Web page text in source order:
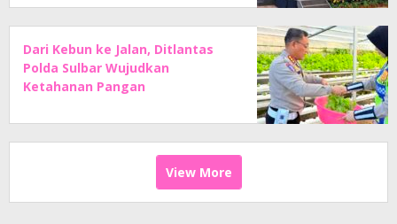
Dari Kebun ke Jalan, Ditlantas
Polda Sulbar Wujudkan
Ketahanan Pangan
View More